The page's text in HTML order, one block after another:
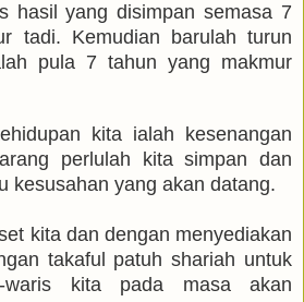
hasil yang disimpan semasa 7
tadi. Kemudian barulah turun
pula 7 tahun yang makmur
kita ialah kesenangan
perlulah kita simpan dan
kesusahan yang akan datang.
kita dan dengan menyediakan
takaful patuh shariah untuk
waris kita pada masa akan